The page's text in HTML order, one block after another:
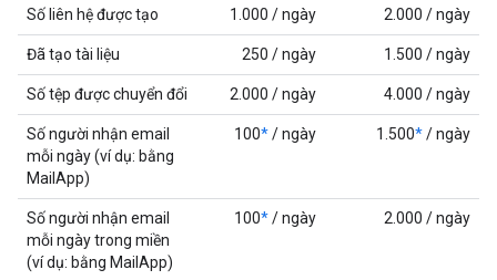
Số liên hệ được tạo 1.000 / ngày 2.000 / ngày
Đã tạo tài liệu 250 / ngày 1.500 / ngày
Số tệp được chuyển đổi 2.000 / ngày 4.000 / ngày
Số người nhận email
mỗi ngày (ví dụ: bằng
MailApp)
100*/ ngày 1.500*/ ngày
Số người nhận email
mỗi ngày trong miền
(ví dụ: bằng MailApp)
100*/ ngày 2.000 / ngày